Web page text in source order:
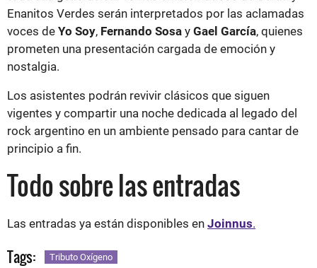
Enanitos Verdes serán interpretados por las aclamadas
voces de Yo Soy, Fernando Sosa y Gael García, quienes
prometen una presentación cargada de emoción y
nostalgia.
Los asistentes podrán revivir clásicos que siguen
vigentes y compartir una noche dedicada al legado del
rock argentino en un ambiente pensado para cantar de
principio a fin.
Todo sobre las entradas
Las entradas ya están disponibles en Joinnus.
Tags: Tributo Oxígeno